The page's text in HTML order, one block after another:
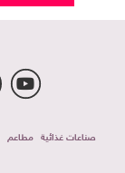
صناعات غذائية مطاعم